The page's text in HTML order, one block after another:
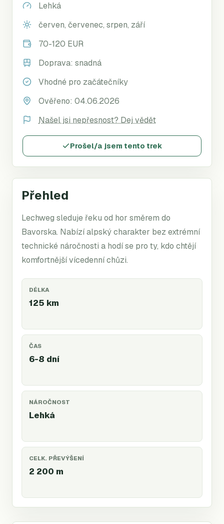
Přehled
Lechweg sleduje řeku od hor směrem do
Bavorska. Nabízí alpský charakter bez extrémní
technické náročnosti a hodí se pro ty, kdo chtějí
komfortnější vícedenní chůzi.
DÉLKA
125 km
ČAS
6-8 dní
NÁROČNOST
Lehká
CELK. PŘEVÝŠENÍ
2 200 m
Lehká
červen, červenec, srpen, září
70-120 EUR
Doprava: snadná
Vhodné pro začátečníky
Ověřeno: 04.06.2026
Našel jsi nepřesnost? Dej vědět
Prošel/a jsem tento trek